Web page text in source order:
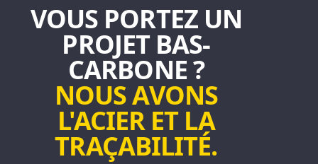
VOUS PORTEZ UN
PROJET BAS-
CARBONE ?
NOUS AVONS
L'ACIER ET LA
TRAÇABILITÉ.